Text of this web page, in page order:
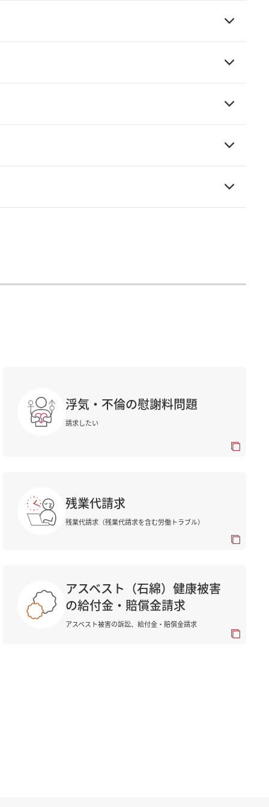
浮気・不倫の慰謝料問題
請求したい
残業代請求
残業代請求（残業代請求を含む労働トラブル）
アスベスト（石綿）健康被害
の給付金・賠償金請求
アスベスト被害の訴訟、給付金・賠償金請求